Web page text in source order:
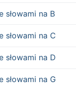
słowami na B
słowami na C
słowami na D
słowami na G